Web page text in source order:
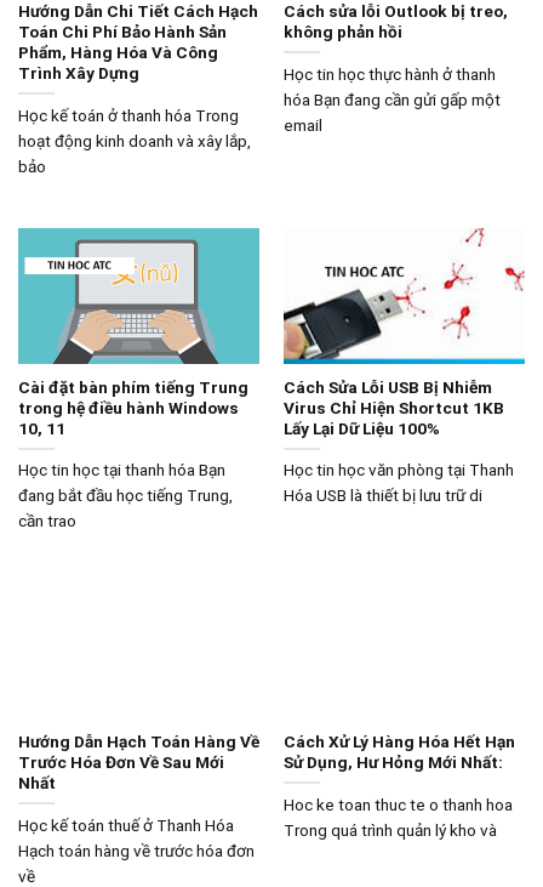
Hướng Dẫn Chi Tiết Cách Hạch
Toán Chi Phí Bảo Hành Sản
Phẩm, Hàng Hóa Và Công
Trình Xây Dựng
Học kế toán ở thanh hóa Trong
hoạt động kinh doanh và xây lắp,
bảo
Cách sửa lỗi Outlook bị treo,
không phản hồi
Học tin học thực hành ở thanh
hóa Bạn đang cần gửi gấp một
email
Cài đặt bàn phím tiếng Trung
trong hệ điều hành Windows
10, 11
Học tin học tại thanh hóa Bạn
đang bắt đầu học tiếng Trung,
cần trao
Cách Sửa Lỗi USB Bị Nhiễm
Virus Chỉ Hiện Shortcut 1KB
Lấy Lại Dữ Liệu 100%
Học tin học văn phòng tại Thanh
Hóa USB là thiết bị lưu trữ di
Hướng Dẫn Hạch Toán Hàng Về
Trước Hóa Đơn Về Sau Mới
Nhất
Học kế toán thuế ở Thanh Hóa
Hạch toán hàng về trước hóa đơn
về
Cách Xử Lý Hàng Hóa Hết Hạn
Sử Dụng, Hư Hỏng Mới Nhất:
Hoc ke toan thuc te o thanh hoa
Trong quá trình quản lý kho và